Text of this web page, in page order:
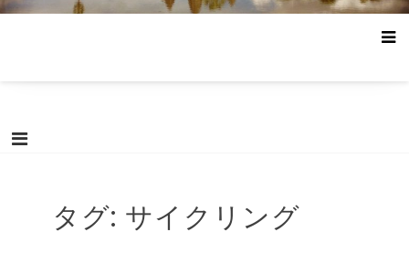
タグ: サイクリング